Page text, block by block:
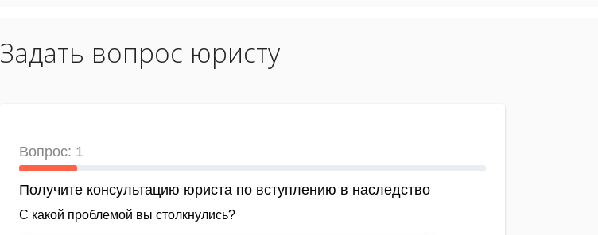
Задать вопрос юристу